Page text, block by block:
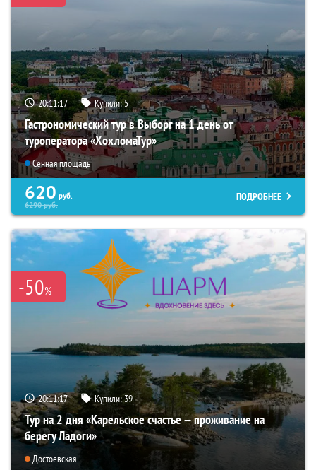
20:11:16 Купили:5
Гастрономический тур в Выборг на 1 день от
туроператора «ХохломаТур»
Сенная площадь
620 руб.
6290руб.
ПОДРОБНЕЕ
-50%
20:11:16 Купили:39
Тур на 2 дня «Карельское счастье — проживание на
берегу Ладоги»
Достоевская